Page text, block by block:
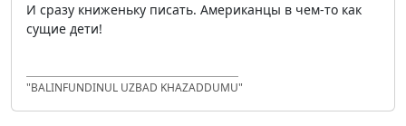
И сразу книженьку писать. Американцы в чем-то как
сущие дети!
"BALINFUNDINUL UZBAD KHAZADDUMU"